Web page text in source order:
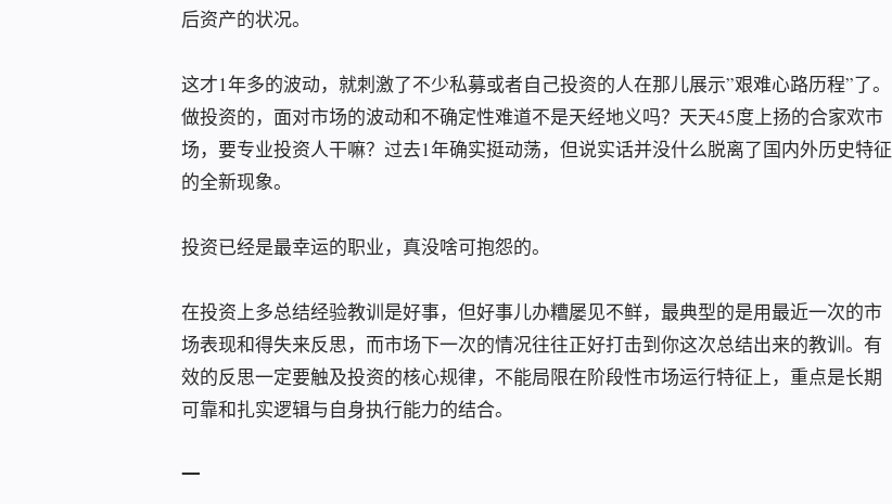
后资产的状况。
这才1年多的波动，就刺激了不少私募或者自己投资的人在那儿展示”艰难心路历程”了。
做投资的，面对市场的波动和不确定性难道不是天经地义吗？天天45度上扬的合家欢市
场，要专业投资人干嘛？过去1年确实挺动荡，但说实话并没什么脱离了国内外历史特征
的全新现象。
投资已经是最幸运的职业，真没啥可抱怨的。
在投资上多总结经验教训是好事，但好事儿办糟屡见不鲜，最典型的是用最近一次的市
场表现和得失来反思，而市场下一次的情况往往正好打击到你这次总结出来的教训。有
效的反思一定要触及投资的核心规律，不能局限在阶段性市场运行特征上，重点是长期
可靠和扎实逻辑与自身执行能力的结合。
一